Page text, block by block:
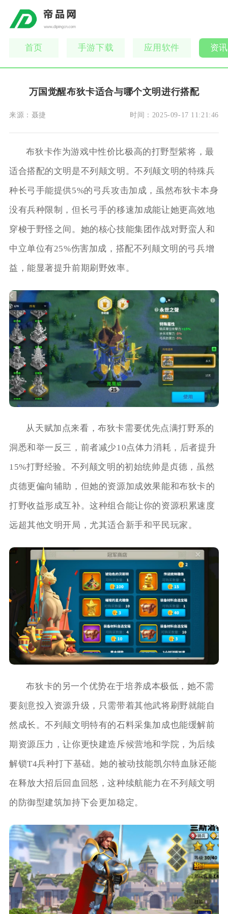
首页 手游下载 应用软件 资
万国觉醒布狄卡适合与哪个文明进行搭配
来源： 聂捷 时间： 2025-09-17 11:21:46
布狄卡作为游戏中性价比极高的打野型紫将，最
适合搭配的文明是不列颠文明。不列颠文明的特殊兵
种长弓手能提供5%的弓兵攻击加成，虽然布狄卡本身
没有兵种限制，但长弓手的移速加成能让她更高效地
穿梭于野怪之间。她的核心技能集团作战对野蛮人和
中立单位有25%伤害加成，搭配不列颠文明的弓兵增
益，能显著提升前期刷野效率。
从天赋加点来看，布狄卡需要优先点满打野系的
洞悉和举一反三，前者减少10点体力消耗，后者提升
15%打野经验。不列颠文明的初始统帅是贞德，虽然
贞德更偏向辅助，但她的资源加成效果能和布狄卡的
打野收益形成互补。这种组合能让你的资源积累速度
远超其他文明开局，尤其适合新手和平民玩家。
布狄卡的另一个优势在于培养成本极低，她不需
要刻意投入资源升级，只需带着其他武将刷野就能自
然成长。不列颠文明特有的石料采集加成也能缓解前
期资源压力，让你更快建造斥候营地和学院，为后续
解锁T4兵种打下基础。她的被动技能凯尔特血脉还能
在释放大招后回血回怒，这种续航能力在不列颠文明
的防御型建筑加持下会更加稳定。